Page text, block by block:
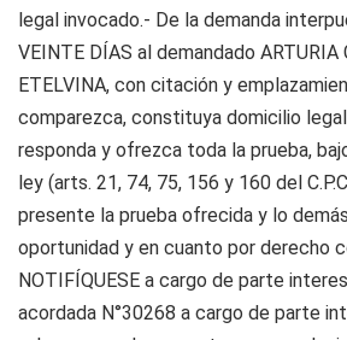
legal invocado.- De la demanda
VEINTE DÍAS al demandado ARTURIA
ETELVINA, con citación y
comparezca, constituya domicilio
responda y ofrezca toda la prueba,
ley (arts. 21, 74, 75, 156 y 160 del
presente la prueba ofrecida y lo
oportunidad y en cuanto por derecho
NOTIFÍQUESE a cargo de parte
acordada N°30268 a cargo de parte